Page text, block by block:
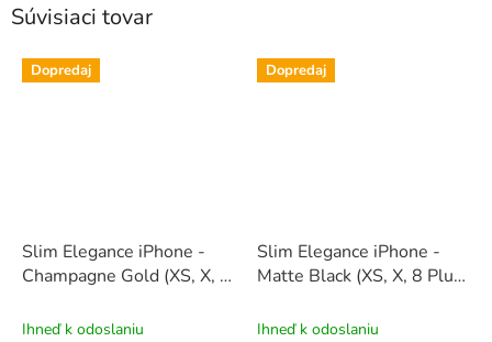
Súvisiaci tovar
Dopredaj
Slim Elegance iPhone -
Champagne Gold (XS, X, 8
Ihneď k odoslaniu
Dopredaj
Slim Elegance iPhone -
Matte Black (XS, X, 8 Plus,
Ihneď k odoslaniu